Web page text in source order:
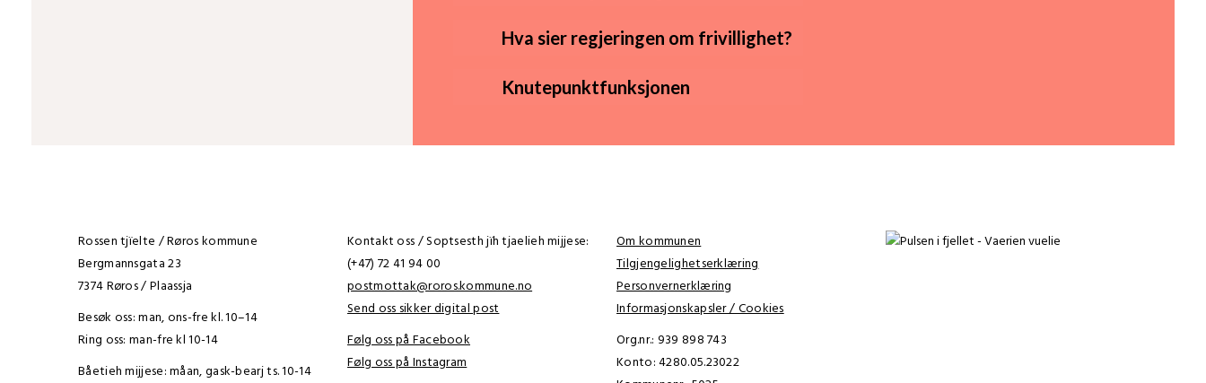
Hva sier regjeringen om frivillighet?
Knutepunktfunksjonen
Rossen tjïelte / Røros kommune
Bergmannsgata 23
7374 Røros / Plaassja
Besøk oss: man, ons-fre kl. 10–14
Ring oss: man-fre kl 10-14
Båetieh mijjese: måan, gask-bearj ts. 10-14
Kontakt oss / Soptsesth jïh tjaelieh mijjese:
(+47) 72 41 94 00
postmottak@roros.kommune.no
Send oss sikker digital post
Følg oss på Facebook
Følg oss på Instagram
Om kommunen
Tilgjengelighetserklæring
Personvernerklæring
Informasjonskapsler / Cookies
Org.nr.: 939 898 743
Konto: 4280.05.23022